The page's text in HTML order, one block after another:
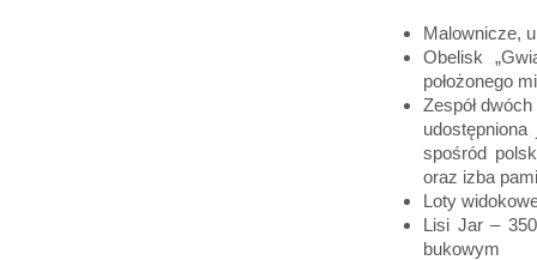
Malownicze,
Obelisk
położonego
Zespół
spośród
oraz izba
Loty
Lisi Jar –
bukowym